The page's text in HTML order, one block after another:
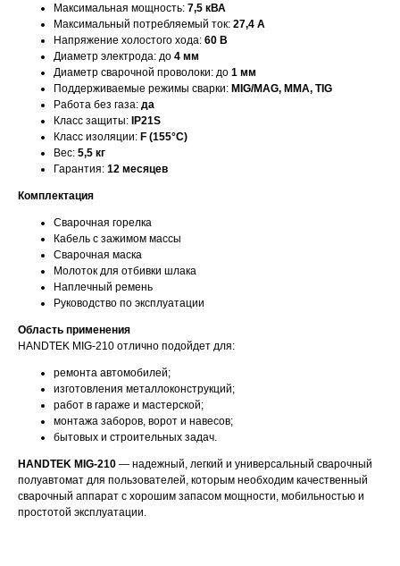
Максимальная мощность: 7,5 кВА
Максимальный потребляемый ток: 27,4 А
Напряжение холостого хода: 60 В
Диаметр электрода: до 4 мм
Диаметр сварочной проволоки: до 1 мм
Поддерживаемые режимы сварки: MIG/MAG, MMA, TIG
Работа без газа: да
Класс защиты: IP21S
Класс изоляции: F (155°C)
Вес: 5,5 кг
Гарантия: 12 месяцев
Комплектация
Сварочная горелка
Кабель с зажимом массы
Сварочная маска
Молоток для отбивки шлака
Наплечный ремень
Руководство по эксплуатации
Область применения
HANDTEK MIG-210 отлично подойдет для:
ремонта автомобилей;
изготовления металлоконструкций;
работ в гараже и мастерской;
монтажа заборов, ворот и навесов;
бытовых и строительных задач.
HANDTEK MIG-210 — надежный, легкий и универсальный сварочный
полуавтомат для пользователей, которым необходим качественный
сварочный аппарат с хорошим запасом мощности, мобильностью и
простотой эксплуатации.